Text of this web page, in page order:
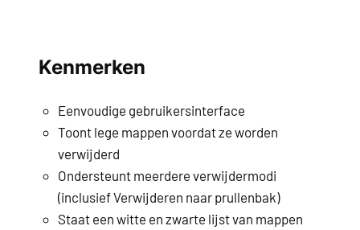
Kenmerken
Eenvoudige gebruikersinterface
Toont lege mappen voordat ze worden
verwijderd
Ondersteunt meerdere verwijdermodi
(inclusief Verwijderen naar prullenbak)
Staat een witte en zwarte lijst van mappen